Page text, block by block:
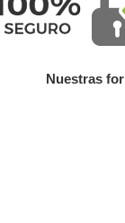
Nuestras